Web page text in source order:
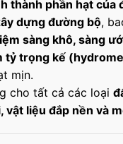
thành phần hạt của
dựng đường bộ,
sàng khô, sàng
tỷ trọng kế
mịn.
cho tất cả các loại
vật liệu đắp nền và